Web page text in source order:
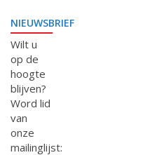
NIEUWSBRIEF
Wilt u
op de
hoogte
blijven?
Word lid
van
onze
mailinglijst: